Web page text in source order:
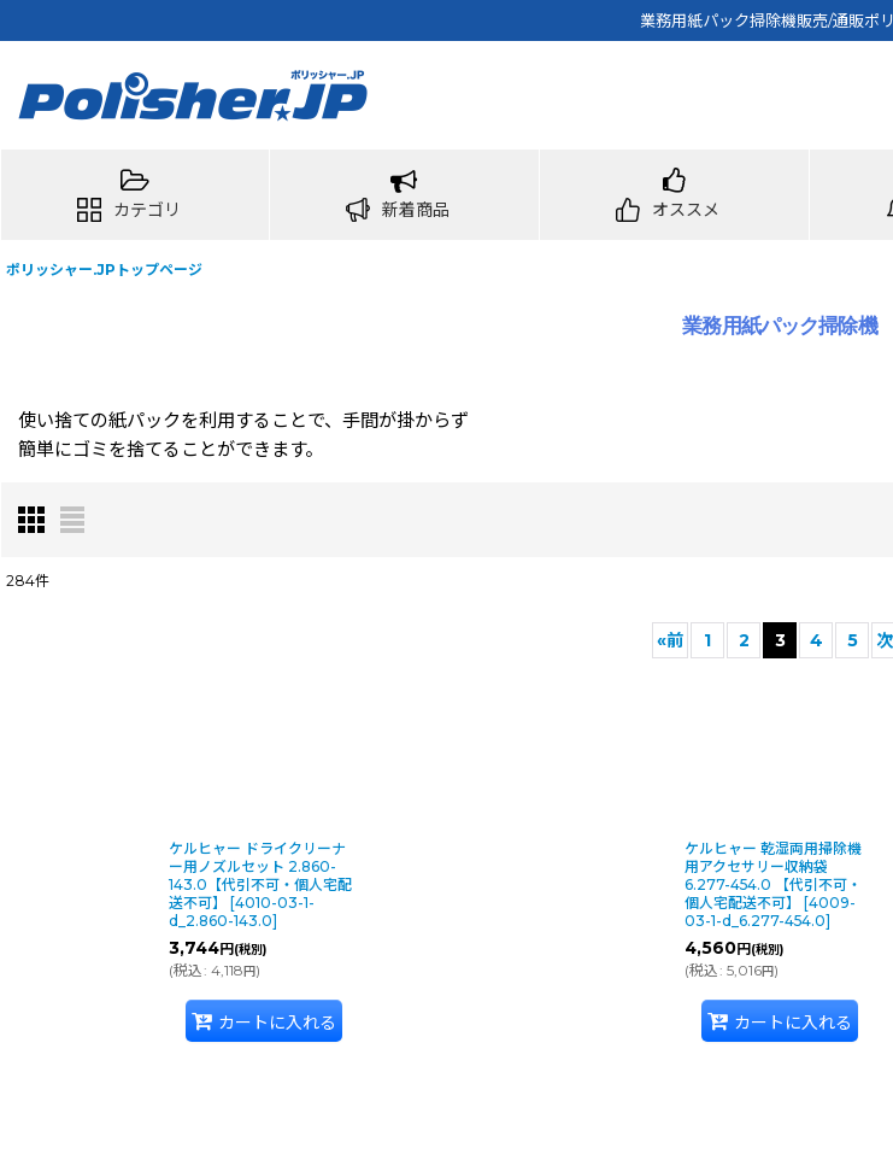
業務用紙パック掃除機販売/通販ポ
カテゴリ 新着商品 オススメ
ポリッシャー.JPトップページ
業務用紙パック掃除機
使い捨ての紙パックを利用することで、手間が掛からず
簡単にゴミを捨てることができます。
284件
«前 1 2 3 4 5 次
ケルヒャー ドライクリーナ
ー用ノズルセット 2.860-
143.0【代引不可・個人宅配
送不可】
[4010-03-1-
d_2.860-143.0]
3,744円 (税別)
(税込: 4,118円)
カートに入れる
ケルヒャー 乾湿両用掃除機
用アクセサリー収納袋
6.277-454.0 【代引不可・
個人宅配送不可】
[4009-
03-1-d_6.277-454.0]
4,560円 (税別)
(税込: 5,016円)
カートに入れる